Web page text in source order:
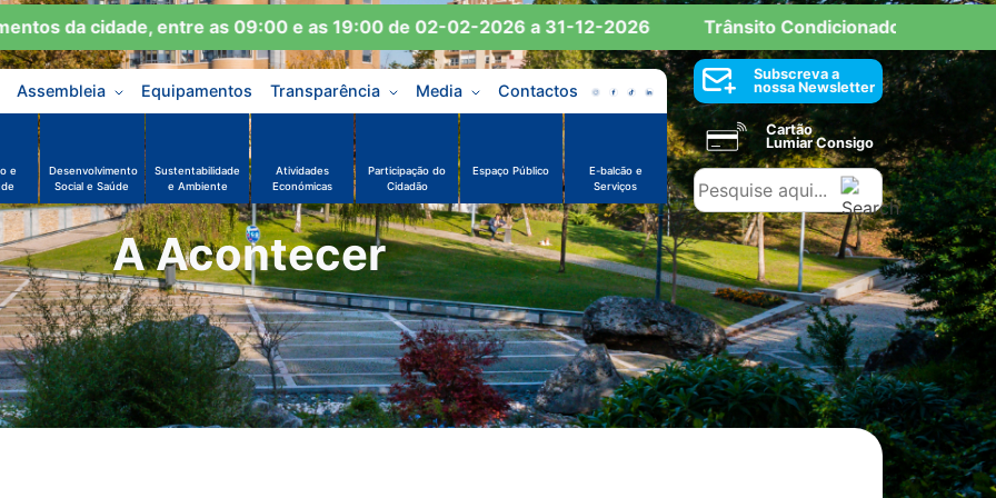
da cidade, entre as 09:00 e as 19:00 de 02-02-2026 a 31-12-2026 Trânsito Condicionado: Reserva
Assembleia Equipamentos Transparência Media Contactos
e
Desenvolvimento
Social e Saúde
Sustentabilidade
e Ambiente
Atividades
Económicas
Participação do
Cidadão
Espaço Público
E-balcão e
Serviços
Subscreva a
nossa Newsletter
Cartão
Lumiar Consigo
A Acontecer